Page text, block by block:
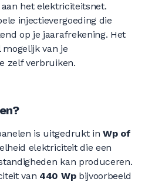
het elektriciteitsnet.
injectievergoeding die
op je jaarafrekening. Het
mogelijk van je
zelf verbruiken.
is uitgedrukt in Wp of
elektriciteit die een
kan produceren.
van 440 Wpbijvoorbeeld